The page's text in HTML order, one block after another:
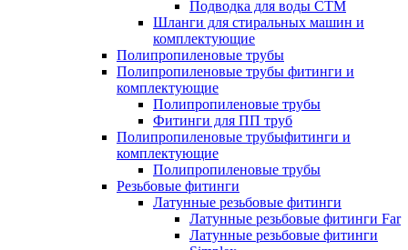
Подводка для воды СТМ
Шланги для стиральных машин и
комплектующие
Полипропиленовые трубы
Полипропиленовые трубы фитинги и
комплектующие
Полипропиленовые трубы
Фитинги для ПП труб
Полипропиленовые трубыфитинги и
комплектующие
Полипропиленовые трубы
Резьбовые фитинги
Латунные резьбовые фитинги
Латунные резьбовые фитинги Far
Латунные резьбовые фитинги